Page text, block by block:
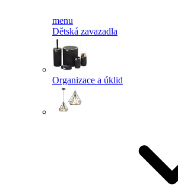
menu
Dětská zavazadla
Organizace a úklid